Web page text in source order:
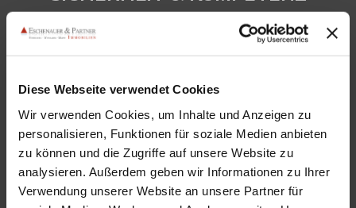
Diese Webseite verwendet Cookies
Wir verwenden Cookies, um Inhalte und Anzeigen zu
personalisieren, Funktionen für soziale Medien anbieten
zu können und die Zugriffe auf unsere Website zu
analysieren. Außerdem geben wir Informationen zu Ihrer
Verwendung unserer Website an unsere Partner für
KONTAKT